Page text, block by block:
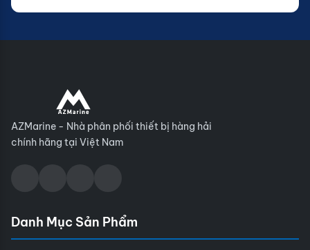
AZMarine - Nhà phân phối thiết bị hàng hải
chính hãng tại Việt Nam
Danh Mục Sản Phẩm